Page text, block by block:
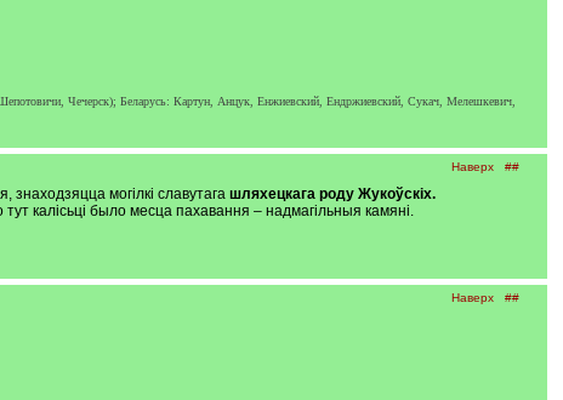
Чечерск); Беларусь: Картун, Анцук, Енжиевский, Ендржиевский, Сукач, Мелешкевич,
Наверх ##
могілкі славутага шляхецкага роду Жукоўскіх.
калісьці было месца пахавання – надмагільныя камяні.
Наверх ##